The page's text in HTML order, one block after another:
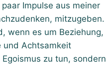
Impulse aus meiner
mitzugeben.
wenn es um Beziehung,
und Achtsamkeit
zu tun, sondern